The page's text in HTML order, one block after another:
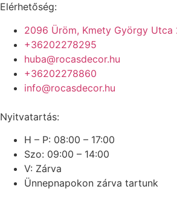
Elérhetőség:
2096 Üröm, Kmety György Utca
+36202278295
huba@rocasdecor.hu
+36202278860
info@rocasdecor.hu
Nyitvatartás:
H – P: 08:00 – 17:00
Szo: 09:00 – 14:00
V: Zárva
Ünnepnapokon zárva tartunk